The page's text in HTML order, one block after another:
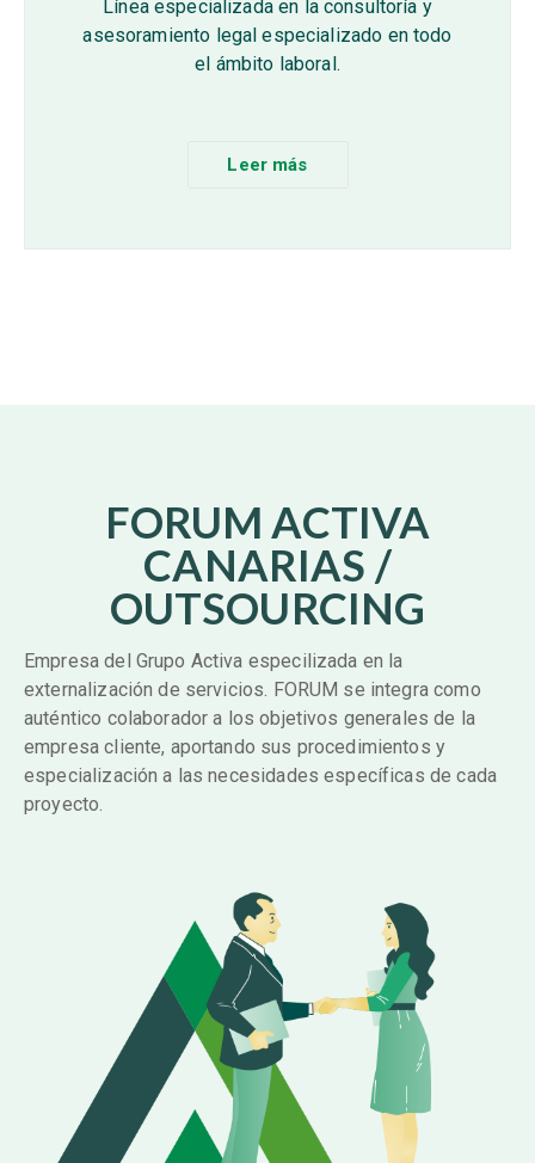
Línea especializada en la consultoría y
asesoramiento legal especializado en todo
el ámbito laboral.
Leer más
FORUM ACTIVA
CANARIAS /
OUTSOURCING
Empresa del Grupo Activa especilizada en la
externalización de servicios. FORUM se integra como
auténtico colaborador a los objetivos generales de la
empresa cliente, aportando sus procedimientos y
especialización a las necesidades específicas de cada
proyecto.